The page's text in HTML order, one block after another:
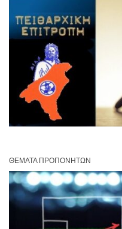
ΘΈΜΑΤΑ ΠΡΟΠΟΝΗΤΏΝ